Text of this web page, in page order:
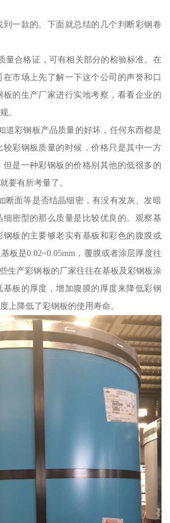
一款的。下面就总结的几个判断彩钢卷
量合格证，可有相关部分的检验标准。在
市场上先了解一下这个公司的声誉和口
的生产厂家进行实地考察，看看企业的
。
道彩钢板产品质量的好坏，任何东西都是
彩钢板质量的时候，价格只是其中一方
是一种彩钢板的价格别其他的低很多的
要有所考量了。
断面等是否结晶细密，有没有发灰、发暗
密型的那么质量是比较优良的。观察基
板的主要够老实有基板和彩色的腹膜或
板是0.02~0.05mm，覆膜或者涂层厚度往
生产彩钢板的厂家往往在基板及彩钢板涂
基板的厚度，增加腹膜的厚度来降低彩钢
上降低了彩钢板的使用寿命。